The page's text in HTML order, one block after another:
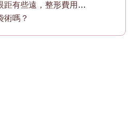
腫眼泡下眼袋眼距有些遠，整形費用范圍是？
術嗎？